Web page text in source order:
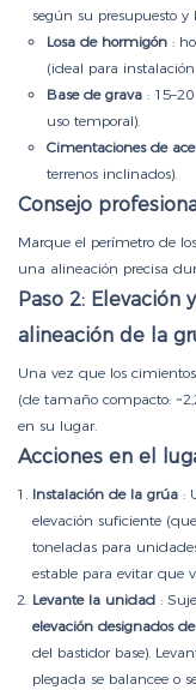
según su presupuesto y
Losa de hormigón :
(ideal para
Base de grava :
uso temporal).
Cimentaciones de
terrenos inclinados).
Consejo
Marque el perímetro de
una alineación precisa
Paso 2: Elevación
alineación de la
Una vez que los
(de tamaño compacto:
en su lugar.
Acciones en el
Instalación de la grúa :
elevación suficiente
toneladas para
estable para evitar que
Levante la unidad :
elevación designados
del bastidor base).
plegada se balancee o